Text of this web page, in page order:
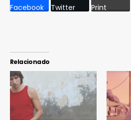
Facebook Twitter Print
Relacionado